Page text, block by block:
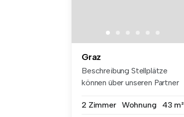
Graz
Beschreibung Stellplätze
können über unseren Partner
2 Zimmer Wohnung 43 m²